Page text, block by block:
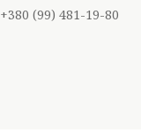
+380 (99) 481-19-80